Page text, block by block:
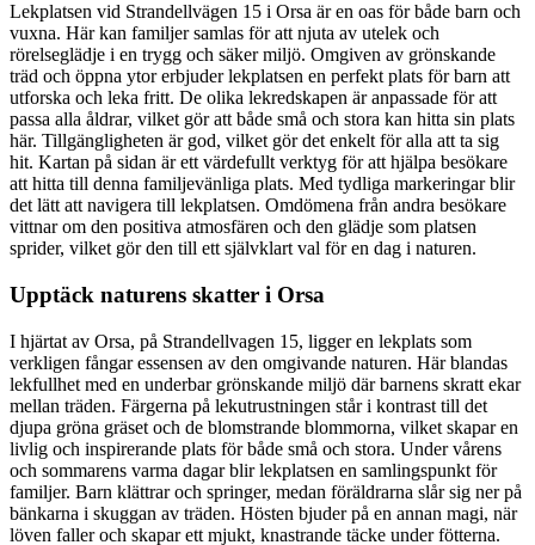
Lekplatsen vid Strandellvägen 15 i Orsa är en oas för både barn och
vuxna. Här kan familjer samlas för att njuta av utelek och
rörelseglädje i en trygg och säker miljö. Omgiven av grönskande
träd och öppna ytor erbjuder lekplatsen en perfekt plats för barn att
utforska och leka fritt. De olika lekredskapen är anpassade för att
passa alla åldrar, vilket gör att både små och stora kan hitta sin plats
här. Tillgängligheten är god, vilket gör det enkelt för alla att ta sig
hit. Kartan på sidan är ett värdefullt verktyg för att hjälpa besökare
att hitta till denna familjevänliga plats. Med tydliga markeringar blir
det lätt att navigera till lekplatsen. Omdömena från andra besökare
vittnar om den positiva atmosfären och den glädje som platsen
sprider, vilket gör den till ett självklart val för en dag i naturen.
Upptäck naturens skatter i Orsa
I hjärtat av Orsa, på Strandellvagen 15, ligger en lekplats som
verkligen fångar essensen av den omgivande naturen. Här blandas
lekfullhet med en underbar grönskande miljö där barnens skratt ekar
mellan träden. Färgerna på lekutrustningen står i kontrast till det
djupa gröna gräset och de blomstrande blommorna, vilket skapar en
livlig och inspirerande plats för både små och stora. Under vårens
och sommarens varma dagar blir lekplatsen en samlingspunkt för
familjer. Barn klättrar och springer, medan föräldrarna slår sig ner på
bänkarna i skuggan av träden. Hösten bjuder på en annan magi, när
löven faller och skapar ett mjukt, knastrande täcke under fötterna.